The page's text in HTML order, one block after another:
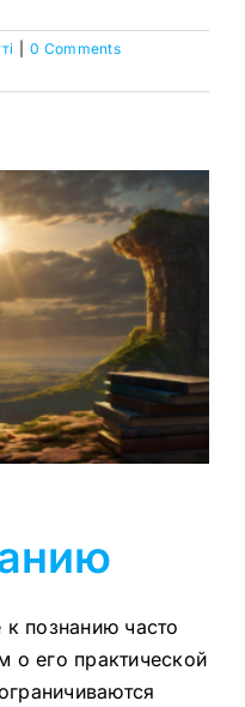
0 Comments
познанию часто
о его практической